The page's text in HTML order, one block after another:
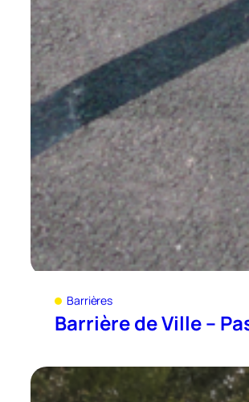
Barrières
Barrière de Ville –